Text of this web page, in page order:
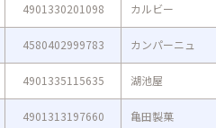
4901330201098 カルビー
4580402999783 カンパーニュ
4901335115635 湖池屋
4901313197660 亀田製菓